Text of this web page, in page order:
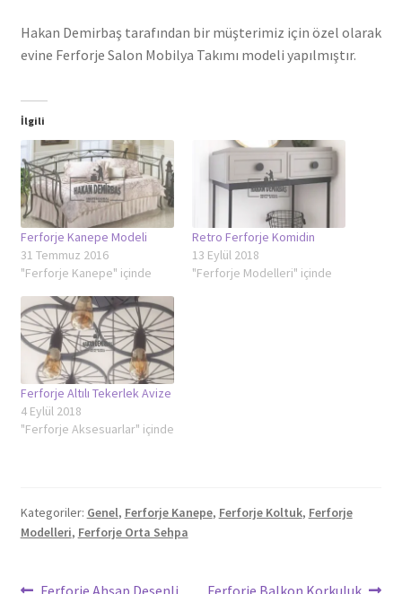
Hakan Demirbaş tarafından bir müşterimiz için özel olarak
evine Ferforje Salon Mobilya Takımı modeli yapılmıştır.
İlgili
Ferforje Kanepe Modeli
31 Temmuz 2016
"Ferforje Kanepe" içinde
Retro Ferforje Komidin
13 Eylül 2018
"Ferforje Modelleri" içinde
Ferforje Altılı Tekerlek Avize
4 Eylül 2018
"Ferforje Aksesuarlar" içinde
Kategoriler: Genel, Ferforje Kanepe, Ferforje Koltuk, Ferforje
Modelleri, Ferforje Orta Sehpa
Önceki
Ferforje Ahşap Desenli
Sonraki
Ferforje Balkon Korkuluk